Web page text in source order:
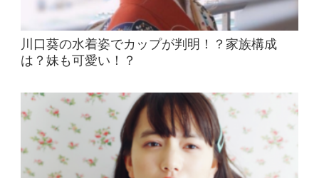
川口葵の水着姿でカップが判明！？家族構成
は？妹も可愛い！？